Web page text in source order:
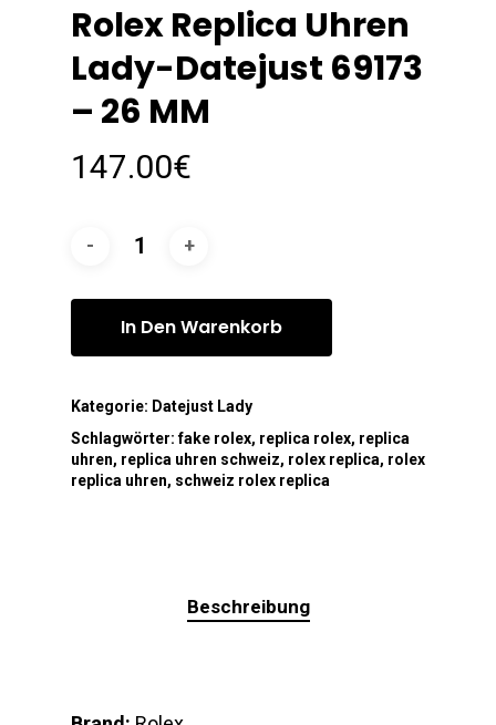
Rolex Replica Uhren
Lady-Datejust 69173
– 26 MM
147.00€
In Den Warenkorb
Kategorie: Datejust Lady
Schlagwörter:fake rolex, replica rolex, replica
uhren, replica uhren schweiz, rolex replica, rolex
replica uhren, schweiz rolex replica
Beschreibung